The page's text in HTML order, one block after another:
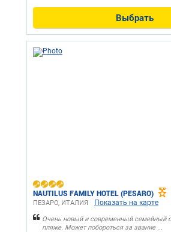
Выбрать
NAUTILUS FAMILY HOTEL (PESARO)
ПЕЗАРО, ИТАЛИЯ Показать на карте
Очень новый и современный семейный
пляже. Может побороться за звание ...